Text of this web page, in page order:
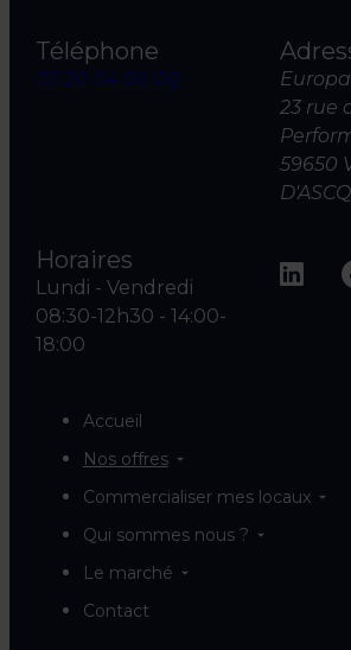
Téléphone
03 20 04 06 00
23 rue
59650
D'ASCQ
Horaires
Lundi - Vendredi
08:30-12h30 - 14:00-
18:00
Accueil
Nos offres
Commercialiser mes locaux
Qui sommes nous ?
Le marché
Contact